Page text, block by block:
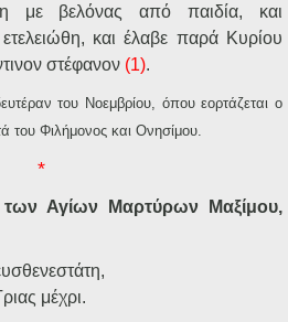
με βελόνας από παιδία, και
ετελειώθη, και έλαβε παρά Κυρίου
στέφανον (1).
του Νοεμβρίου, όπου εορτάζεται ο
του Φιλήμονος και Ονησίμου.
*
Αγίων Μαρτύρων Μαξίμου,
μέχρι.